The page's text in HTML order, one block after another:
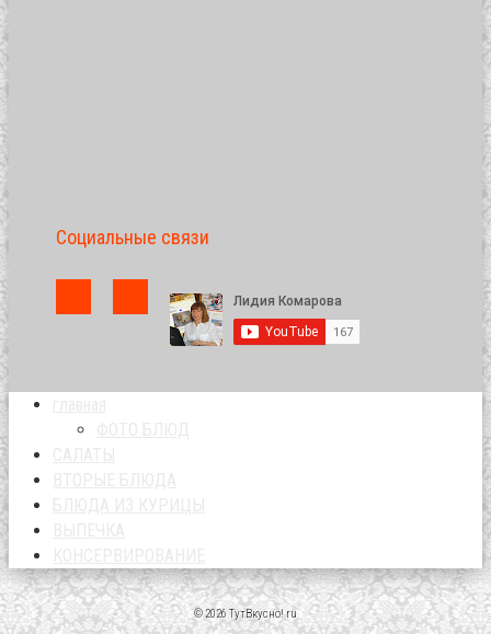
Социальные связи
© 2026 ТутВкусно! ru